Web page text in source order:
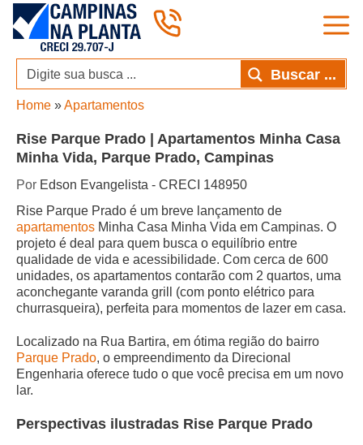
Pular
para
conteúdo
Buscar ...
Home »Apartamentos
Rise Parque Prado | Apartamentos Minha Casa
Minha Vida, Parque Prado, Campinas
Por Edson Evangelista - CRECI 148950
Rise Parque Prado é um breve lançamento de
apartamentos Minha Casa Minha Vida em Campinas. O
projeto é deal para quem busca o equilíbrio entre
qualidade de vida e acessibilidade. Com cerca de 600
unidades, os apartamentos contarão com 2 quartos, uma
aconchegante varanda grill (com ponto elétrico para
churrasqueira), perfeita para momentos de lazer em casa.
Localizado na Rua Bartira, em ótima região do bairro
Parque Prado, o empreendimento da Direcional
Engenharia oferece tudo o que você precisa em um novo
lar.
Perspectivas ilustradas Rise Parque Prado